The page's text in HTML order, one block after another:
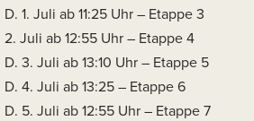
D. 1. Juli ab 11:25 Uhr – Etappe 3
2. Juli ab 12:55 Uhr – Etappe 4
D. 3. Juli ab 13:10 Uhr – Etappe 5
D. 4. Juli ab 13:25 – Etappe 6
D. 5. Juli ab 12:55 Uhr – Etappe 7